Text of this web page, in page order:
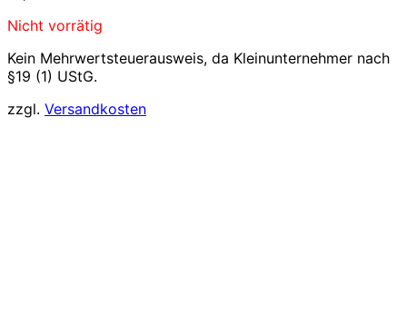
Nicht vorrätig
Kein Mehrwertsteuerausweis, da Kleinunternehmer nach
§19 (1) UStG.
zzgl. Versandkosten